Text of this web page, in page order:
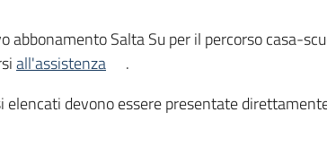
abbonamento Salta Su per il percorso casa-
all'assistenza
.
devono essere presentate